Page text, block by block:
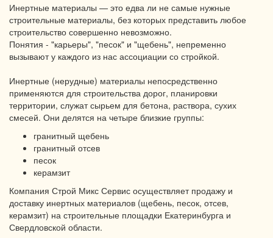
Инертные материалы — это едва ли не самые нужные
строительные материалы, без которых представить любое
строительство совершенно невозможно.
Понятия - "карьеры", "песок" и "щебень", непременно
вызывают у каждого из нас ассоциации со стройкой.
Инертные (нерудные) материалы непосредственно
применяются для строительства дорог, планировки
территории, служат сырьем для бетона, раствора, сухих
смесей. Они делятся на четыре близкие группы:
гранитный щебень
гранитный отсев
песок
керамзит
Компания Строй Микс Сервис осуществляет продажу и
доставку инертных материалов (щебень, песок, отсев,
керамзит) на строительные площадки Екатеринбурга и
Свердловской области.